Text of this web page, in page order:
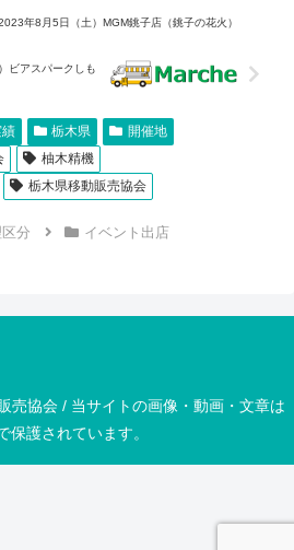
年8月5日（土）MGM銚子店（銚子の花火）
ビアスパークしも
栃木県
開催地
柚木精機
栃木県移動販売協会
分 イベント出店
売協会 / 当サイトの画像・動画・文章は
保護されています。